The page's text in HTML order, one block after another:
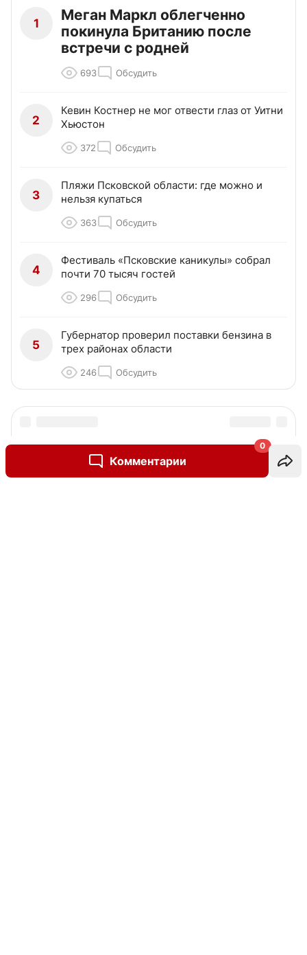
Комментарии
0
1
Меган Маркл облегченно
покинула Британию после
встречи с родней
693 Обсудить
2
Кевин Костнер не мог отвести глаз от Уитни
Хьюстон
372 Обсудить
3
Пляжи Псковской области: где можно и
нельзя купаться
363 Обсудить
4
Фестиваль «Псковские каникулы» собрал
почти 70 тысяч гостей
296 Обсудить
5
Губернатор проверил поставки бензина в
трех районах области
246 Обсудить